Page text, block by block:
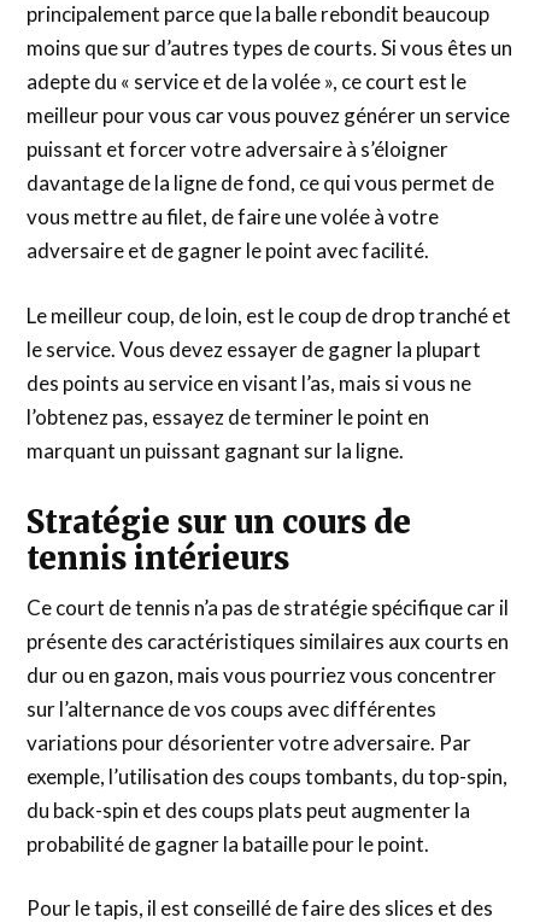
principalement parce que la balle rebondit beaucoup
moins que sur d’autres types de courts. Si vous êtes un
adepte du « service et de la volée », ce court est le
meilleur pour vous car vous pouvez générer un service
puissant et forcer votre adversaire à s’éloigner
davantage de la ligne de fond, ce qui vous permet de
vous mettre au filet, de faire une volée à votre
adversaire et de gagner le point avec facilité.
Le meilleur coup, de loin, est le coup de drop tranché et
le service. Vous devez essayer de gagner la plupart
des points au service en visant l’as, mais si vous ne
l’obtenez pas, essayez de terminer le point en
marquant un puissant gagnant sur la ligne.
Stratégie sur un cours de
tennis intérieurs
Ce court de tennis n’a pas de stratégie spécifique car il
présente des caractéristiques similaires aux courts en
dur ou en gazon, mais vous pourriez vous concentrer
sur l’alternance de vos coups avec différentes
variations pour désorienter votre adversaire. Par
exemple, l’utilisation des coups tombants, du top-spin,
du back-spin et des coups plats peut augmenter la
probabilité de gagner la bataille pour le point.
Pour le tapis, il est conseillé de faire des slices et des